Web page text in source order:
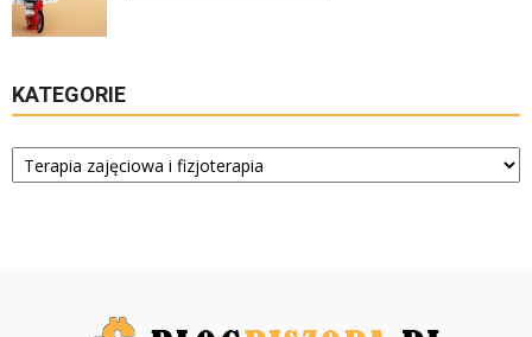
KATEGORIE
Kategorie